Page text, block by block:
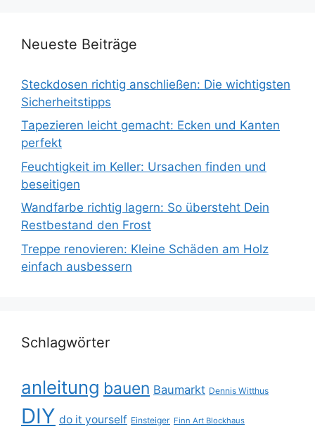
Neueste Beiträge
Steckdosen richtig anschließen: Die wichtigsten
Sicherheitstipps
Tapezieren leicht gemacht: Ecken und Kanten
perfekt
Feuchtigkeit im Keller: Ursachen finden und
beseitigen
Wandfarbe richtig lagern: So übersteht Dein
Restbestand den Frost
Treppe renovieren: Kleine Schäden am Holz
einfach ausbessern
Schlagwörter
anleitung bauen Baumarkt Dennis Witthus
DIY do it yourself Einsteiger Finn Art Blockhaus